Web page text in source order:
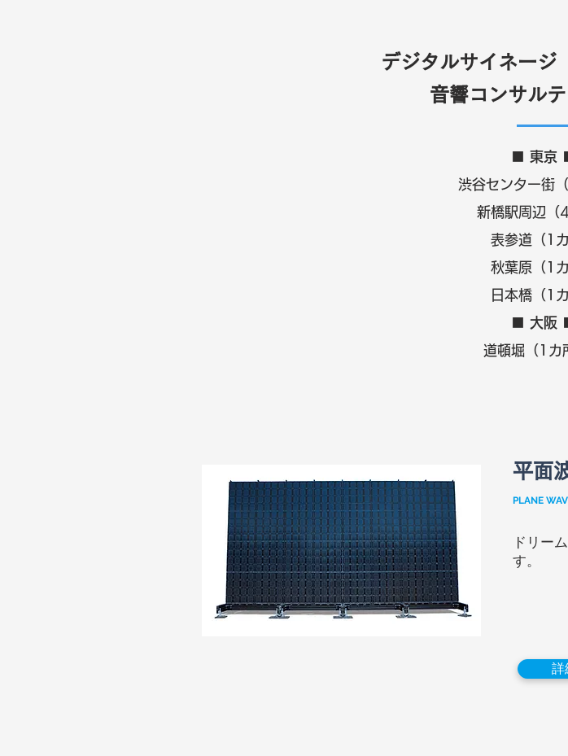
デジタルサイネージ
音響コンサル
■ 東京
渋谷センター街
新橋駅周辺（4
表参道（1カ
秋葉原（1カ
日本橋（1カ
■ 大阪
道頓堀（1
平面
PLANE
ドリー
す。
詳